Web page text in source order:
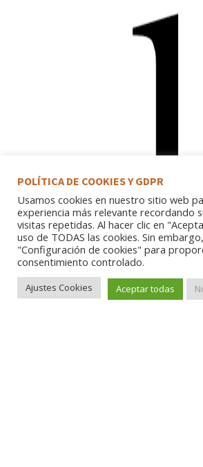
POLÍTICA DE COOKIES Y GDPR
Usamos cookies en nuestro sitio web
experiencia más relevante recordando
visitas repetidas. Al hacer clic en
uso de TODAS las cookies. Sin
"Configuración de cookies" para
consentimiento controlado.
Ajustes Cookies Aceptar todas